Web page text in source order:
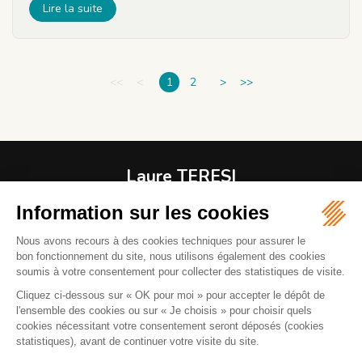
Lire la suite
<< < 1 2 > >>
Laure TERESI
06800 CAGNES-SUR-MER
04 92 08 37 61
06 82 43 00 37
Mail :l.teresiavocat@gmail.com
La réception des clients se fait sur rendez-vous. Parking
renoir à 100 mètres.